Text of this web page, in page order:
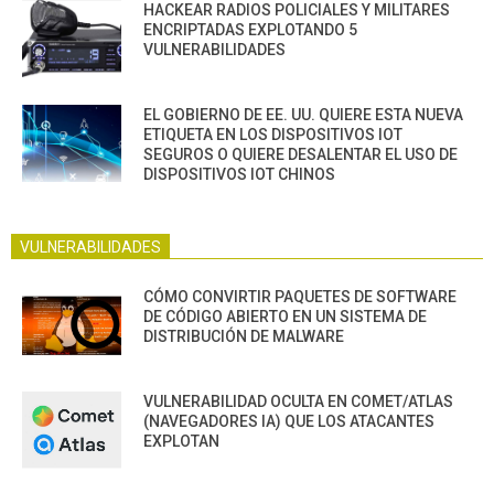
HACKEAR RADIOS POLICIALES Y MILITARES
ENCRIPTADAS EXPLOTANDO 5
VULNERABILIDADES
EL GOBIERNO DE EE. UU. QUIERE ESTA NUEVA
ETIQUETA EN LOS DISPOSITIVOS IOT
SEGUROS O QUIERE DESALENTAR EL USO DE
DISPOSITIVOS IOT CHINOS
VULNERABILIDADES
CÓMO CONVIRTIR PAQUETES DE SOFTWARE
DE CÓDIGO ABIERTO EN UN SISTEMA DE
DISTRIBUCIÓN DE MALWARE
VULNERABILIDAD OCULTA EN COMET/ATLAS
(NAVEGADORES IA) QUE LOS ATACANTES
EXPLOTAN